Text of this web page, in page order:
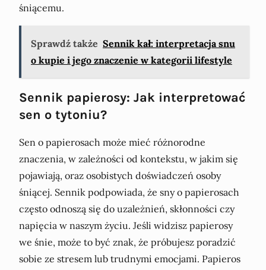
śniącemu.
Sprawdź także Sennik kał: interpretacja snu
o kupie i jego znaczenie w kategorii lifestyle
Sennik papierosy: Jak interpretować
sen o tytoniu?
Sen o papierosach może mieć różnorodne
znaczenia, w zależności od kontekstu, w jakim się
pojawiają, oraz osobistych doświadczeń osoby
śniącej. Sennik podpowiada, że sny o papierosach
często odnoszą się do uzależnień, skłonności czy
napięcia w naszym życiu. Jeśli widzisz papierosy
we śnie, może to być znak, że próbujesz poradzić
sobie ze stresem lub trudnymi emocjami. Papieros